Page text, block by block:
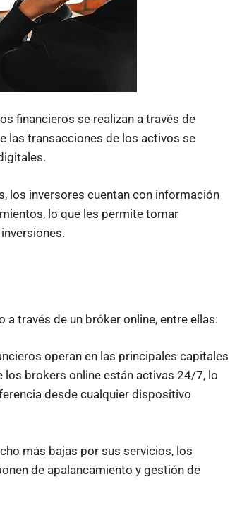
financieros se realizan a través de
las transacciones de los activos se
los inversores cuentan con información
lo que les permite tomar
través de un bróker online, entre ellas:
operan en las principales capitales
brokers online están activas 24/7, lo
desde cualquier dispositivo
más bajas por sus servicios, los
de apalancamiento y gestión de